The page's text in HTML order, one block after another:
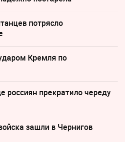
потрясло
Кремля по
россиян прекратило череду
зашли в Чернигов